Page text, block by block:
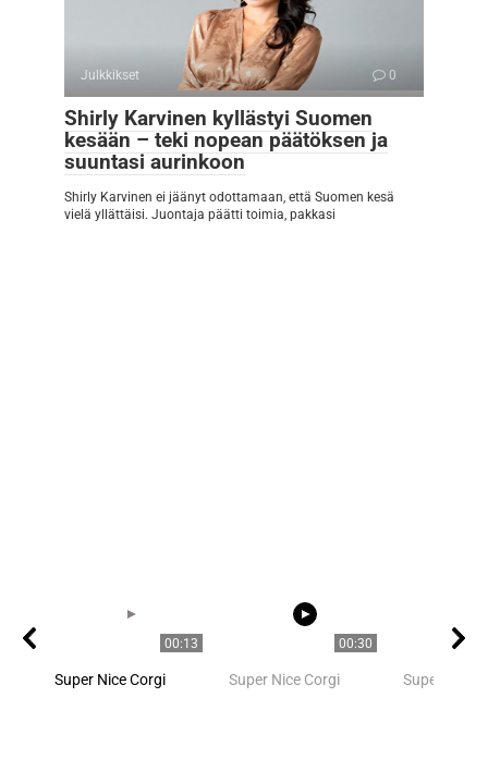
Julkkikset 0
Shirly Karvinen kyllästyi Suomen
kesään – teki nopean päätöksen ja
suuntasi aurinkoon
Shirly Karvinen ei jäänyt odottamaan, että Suomen kesä
vielä yllättäisi. Juontaja päätti toimia, pakkasi
00:13
Super Nice Corgi
00:30
Super Nice Corgi Super Nice